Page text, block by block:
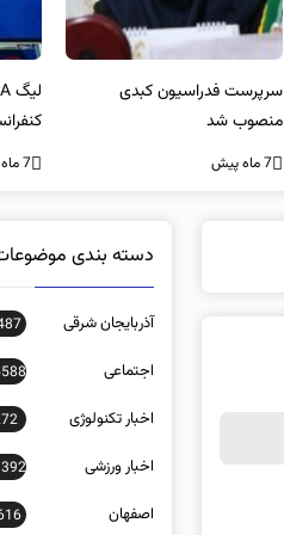
سرپرست فدراسیون کبدی
منصوب شد
7 ماه پیش
غیاب
7 ماه پیش
دسته بندی
آذربایجان شرقی
اجتماعی
اخبار تکنولوژی
اخبار ورزشی
اصفهان